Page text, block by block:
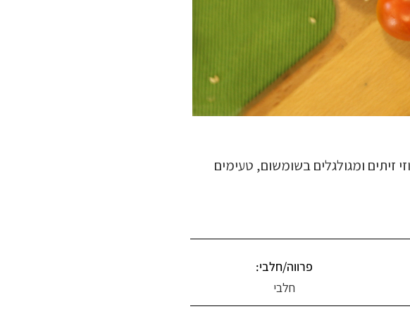
זיתים ומגולגלים בשומשום, טעימים
פרווה/חלבי:
חלבי